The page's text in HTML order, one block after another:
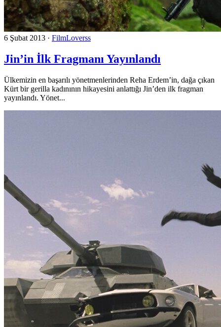
6 Şubat 2013 · FilmLoverss
Jin’in İlk Fragmanı Yayınlandı
Ülkemizin en başarılı yönetmenlerinden Reha Erdem’in, dağa çıkan
Kürt bir gerilla kadınının hikayesini anlattığı Jin’den ilk fragman
yayınlandı. Yönet...